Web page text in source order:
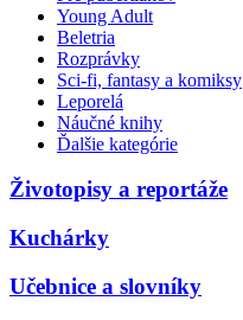
Young Adult
Beletria
Rozprávky
Sci-fi, fantasy a komiksy
Leporelá
Náučné knihy
Ďalšie kategórie
Životopisy a reportáže
Kuchárky
Učebnice a slovníky